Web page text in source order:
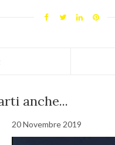
anche...
20 Novembre 2019